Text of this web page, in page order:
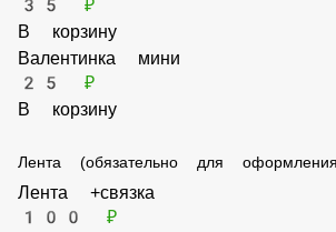
35 ₽
В корзину
Валентинка мини
В корзину
Лента (обязательно для оформления)